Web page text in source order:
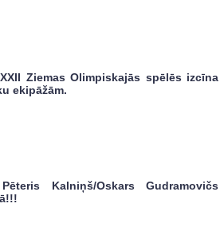
Ziemas Olimpiskajās spēlēs izcīna
ekipāžām.
Kalniņš/Oskars Gudramovičs